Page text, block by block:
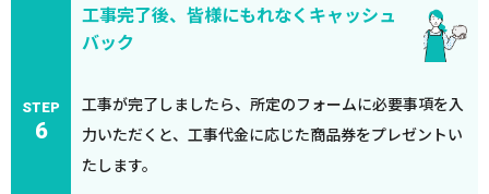
STEP
6
工事完了後、皆様にもれなくキャッシュ
バック
工事が完了しましたら、所定のフォームに必要事項を入
力いただくと、工事代金に応じた商品券をプレゼントい
たします。